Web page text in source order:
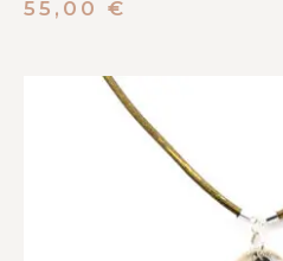
55,00 €